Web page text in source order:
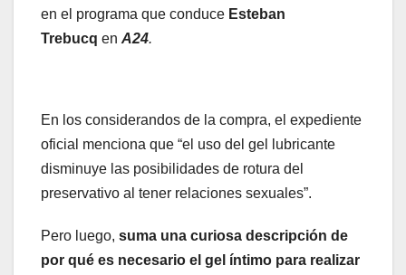
en el programa que conduce Esteban
Trebucq en A24.
En los considerandos de la compra, el expediente
oficial menciona que “el uso del gel lubricante
disminuye las posibilidades de rotura del
preservativo al tener relaciones sexuales”.
Pero luego, suma una curiosa descripción de
por qué es necesario el gel íntimo para realizar